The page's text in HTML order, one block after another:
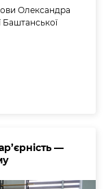
Олександра
Баштанської
—